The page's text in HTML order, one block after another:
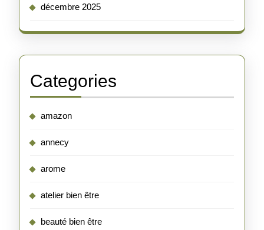
décembre 2025
Categories
amazon
annecy
arome
atelier bien être
beauté bien être